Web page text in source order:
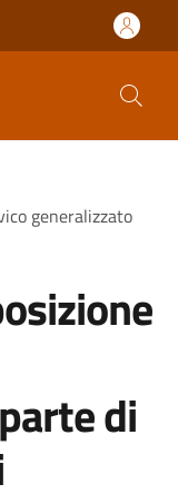
generalizzato
di